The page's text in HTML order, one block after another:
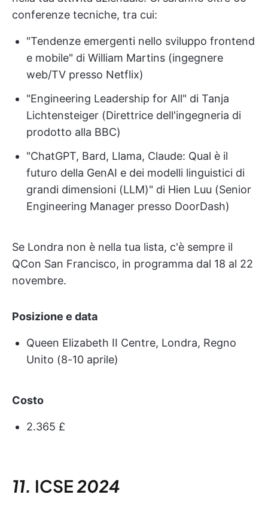
conferenze tecniche, tra cui:
"Tendenze emergenti nello sviluppo frontend
e mobile" di William Martins (ingegnere
web/TV presso Netflix)
"Engineering Leadership for All" di Tanja
Lichtensteiger (Direttrice dell'ingegneria di
prodotto alla BBC)
"ChatGPT, Bard, Llama, Claude: Qual è il
futuro della GenAI e dei modelli linguistici di
grandi dimensioni (LLM)" di Hien Luu (Senior
Engineering Manager presso DoorDash)
Se Londra non è nella tua lista, c'è sempre il
QCon San Francisco, in programma dal 18 al 22
novembre.
Posizione e data
Queen Elizabeth II Centre, Londra, Regno
Unito (8-10 aprile)
Costo
2.365 £
11. ICSE 2024